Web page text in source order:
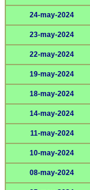
24-may-2024
23-may-2024
22-may-2024
19-may-2024
18-may-2024
14-may-2024
11-may-2024
10-may-2024
08-may-2024